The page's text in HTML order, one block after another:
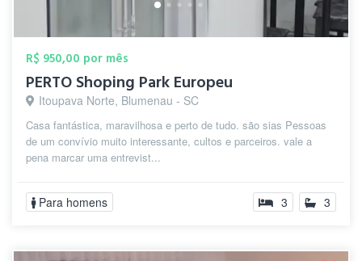
R$ 950,00 por mês
PERTO Shoping Park Europeu
Itoupava Norte, Blumenau - SC
Casa fantástica, maravilhosa e perto de tudo. são sias Pessoas
de um convívio muito interessante, cultos e parceiros. vale a
pena marcar uma entrevist...
Para homens 3 3